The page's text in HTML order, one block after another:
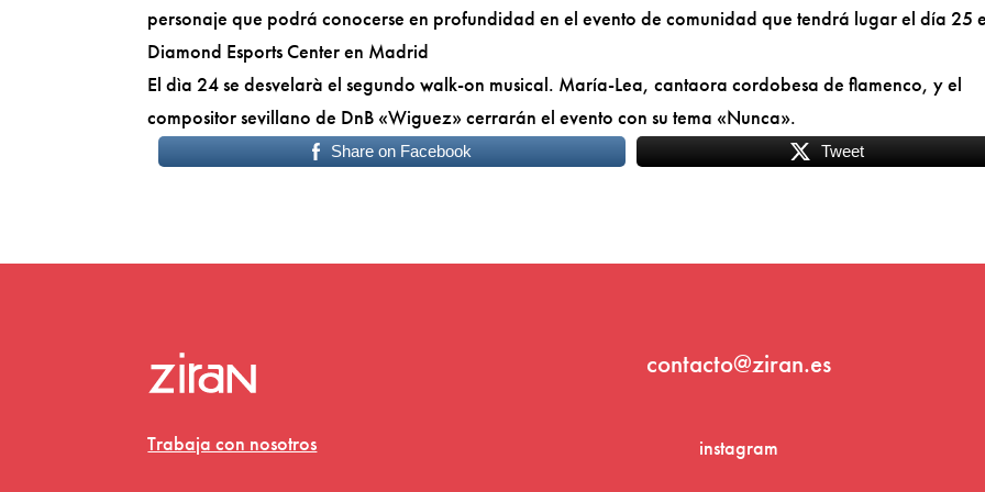
personaje que podrá conocerse en profundidad en el evento de comunidad que tendrá lugar el día 25
Diamond Esports Center en Madrid
El dìa 24 se desvelarà el segundo walk-on musical. María-Lea, cantaora cordobesa de flamenco, y el
compositor sevillano de DnB «Wiguez» cerrarán el evento con su tema «Nunca».
Share on Facebook Tweet
Trabaja con nosotros
contacto@ziran.es
instagram